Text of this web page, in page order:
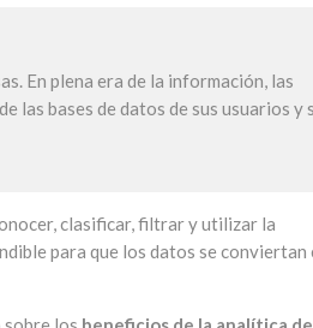
En plena era de la información, las
las bases de datos de sus usuarios y
clasificar, filtrar y utilizar la
para que los datos se conviertan